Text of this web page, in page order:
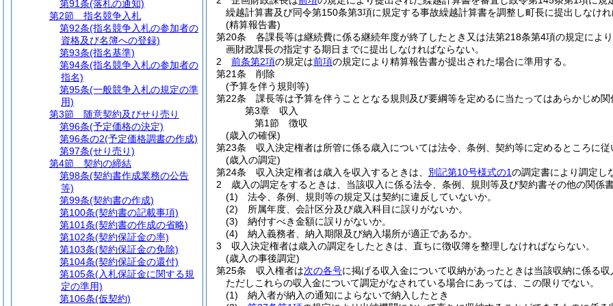
繰越計算書及び同令第150条第3項に規定する事故繰越計算書を調整し町長に提出しなけ
(精算報告書)
第20条
各課長等は継続費に係る継続年度が終了したとき又は法第218条第4項の規定によ
画財政課長の指定する期日までに提出しなければならない。
2
前条第2項の規定は前項の規定により精算報告書が提出された場合に準用する。
第21条
削除
(予算を伴う規則等)
第22条
課長等は予算を伴うこととなる規則及び要綱等を定めるに当たってはあらかじめ
第3章
収入
第1節
徴収
(歳入の確保)
第23条
収入決定権者は所管に係る歳入については法令、条例、契約等に定めるところに
(歳入の調定)
第24条
収入決定権者は歳入を収入するときは、 別記第10号様式の1の調定書により調定し
2
歳入の調定をするときは、当該収入に係る法令、条例、規則等及び契約書その他の関係
(1)
法令、条例、規則等の規定又は契約に違反していないか。
(2)
所属年度、会計区分及び歳入科目に誤りがないか。
(3)
納付すべき金額に誤りがないか。
(4)
納入義務者、納入期限及び納入場所が適正であるか。
3
収入決定権者は歳入の調定をしたときは、直ちに徴収簿を整理しなければならない。
(歳入の事後調定)
第25条
収入権者は次の各号に掲げる収入金について収納があったときは当該収納に係る収
ただしこれらの収入金について調定がなされている場合にあっては、この限りでない。
(1)
納入者が納入の通知によらないで納入したとき
第91条(落札の通知)
第2節
指名競争入札
第92条(指名競争入札の参加者の
資格及び名簿への登録)
第93条(指名基準)
第94条(指名競争入札の参加者の
指名)
第95条(一般競争入札の規定の準
用)
第3節
随意契約及びせり売り
第96条(予定価格の決定)
第96条の2(予定価格調書の作成)
第97条(せり売り)
第4節
契約の締結
第98条(契約書作成業務の公告
等)
第99条(契約書の作成)
第100条(契約書の記載事項)
第101条(契約書の作成の省略)
第102条(契約保証金の率)
第103条(契約保証金の免除)
第104条(契約保証金の還付)
第105条(入札保証金に関する規
定の準用)
第106条(仮契約)